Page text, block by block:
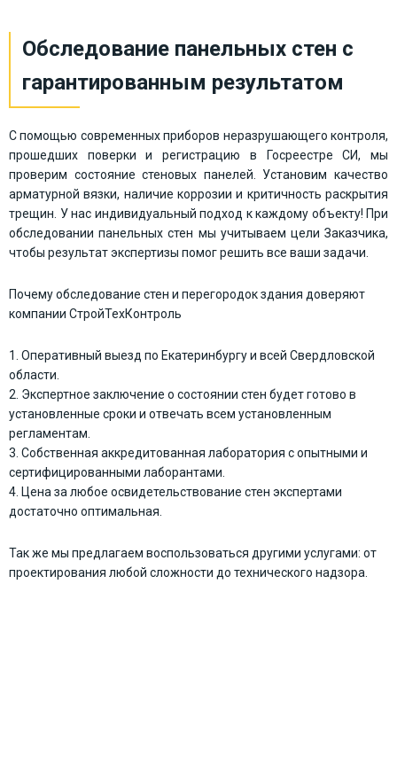
Обследование панельных стен с
гарантированным результатом
С помощью современных приборов неразрушающего контроля,
прошедших поверки и регистрацию в Госреестре СИ, мы
проверим состояние стеновых панелей. Установим качество
арматурной вязки, наличие коррозии и критичность раскрытия
трещин. У нас индивидуальный подход к каждому объекту! При
обследовании панельных стен мы учитываем цели Заказчика,
чтобы результат экспертизы помог решить все ваши задачи.
Почему обследование стен и перегородок здания доверяют
компании СтройТехКонтроль
Оперативный выезд по Екатеринбургу и всей Свердловской
области.
Экспертное заключение о состоянии стен будет готово в
установленные сроки и отвечать всем установленным
регламентам.
Собственная аккредитованная лаборатория с опытными и
сертифицированными лаборантами.
Цена за любое освидетельствование стен экспертами
достаточно оптимальная.
Так же мы предлагаем воспользоваться другими услугами: от
проектирования любой сложности до технического надзора.